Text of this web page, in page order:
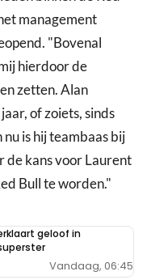
management
"Bovenal
hierdoor de
zetten. Alan
of zoiets, sinds
nu is hij teambaas bij
de kans voor Laurent
Bull te worden."
geloof in
Vandaag, 06:45